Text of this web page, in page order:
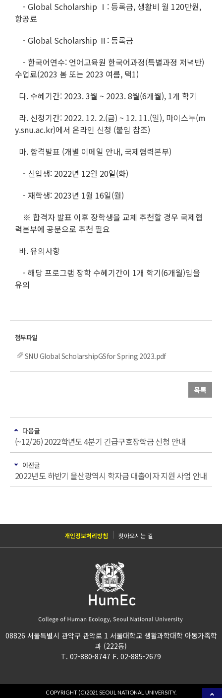
- Global Scholarship Ⅰ: 등록금, 생활비 월 120만원,
항공료
- Global Scholarship Ⅱ: 등록금
- 한국어연수: 언어교육원 한국어과정(특별과정 저녁반)
수업료(2023 봄 또는 2023 여름, 택1)
다. 수혜기간: 2023. 3월 ~ 2023. 8월(6개월), 1개 학기
라. 신청기간: 2022. 12. 2.(금) ~ 12. 11.(일), 마이스누(m
y.snu.ac.kr)에서 온라인 신청 (붙임 참조)
마. 합격발표 (개별 이메일 안내, 국제협력본부)
- 신입생: 2022년 12월 20일(화)
- 재학생: 2023년 1월 16일(월)
※ 합격자 발표 이후 장학생을 교체 추천할 경우 국제협
력본부에 공문으로 추천 필요
바. 유의사항
- 해당 프로그램 장학 수혜기간이 1개 학기(6개월)임을
유의
SNU Global ScholarshipGSfor Spring 2023.pdf
목록
다음글
(~12/26) 2022학년도 4분기 긴급구호장학금 신청 안내
이전글
2022년도 하반기 울산광역시 학자금 대출이자 지원 사업 안내
개인정보처리방침 찾아오시는 길
08826 서울특별시 관악구 관악로 1 서울대학교 생활과학대학 아동가족학
과 (222동)
T. 02-880-8747 F. 02-885-2679
COPYRIGHT (C)2021 SEOUL NATIONAL UNIVERSITY.